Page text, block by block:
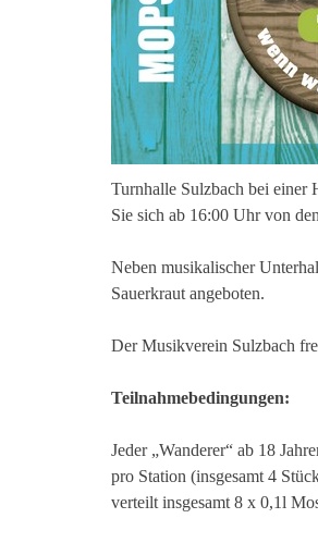
Turnhalle Sulzbach bei einer
Sie sich ab 16:00 Uhr von den
Neben musikalischer
Sauerkraut angeboten.
Der Musikverein Sulzbach
Teilnahmebedingungen:
Jeder „Wanderer“ ab 18
pro Station (insgesamt 4
verteilt insgesamt 8 x 0,1l